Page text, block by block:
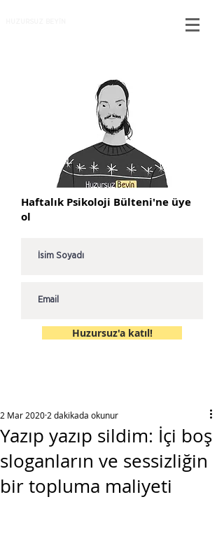
Haftalık Psikoloji Bülteni'ne üye
ol
Huzursuz'a katıl!
Yazıp yazıp sildim: İçi boş
sloganların ve sessizliğin
bir topluma maliyeti
2 Mar 2020 2 dakikada okunur